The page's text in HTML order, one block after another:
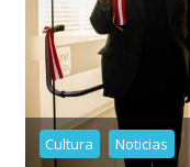
Cultura Noticias